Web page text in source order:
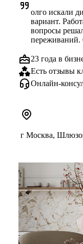
олго искали
вариант.
вопросы
переживаний.
23 года в
Есть отзывы
Онлайн-
г Москва,